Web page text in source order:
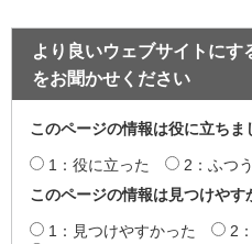
より良いウェブサイトに
をお聞かせください
このページの情報は役に立ちま
1：役に立った 2：ふつう
このページの情報は見つけやす
1：見つけやすかった
2